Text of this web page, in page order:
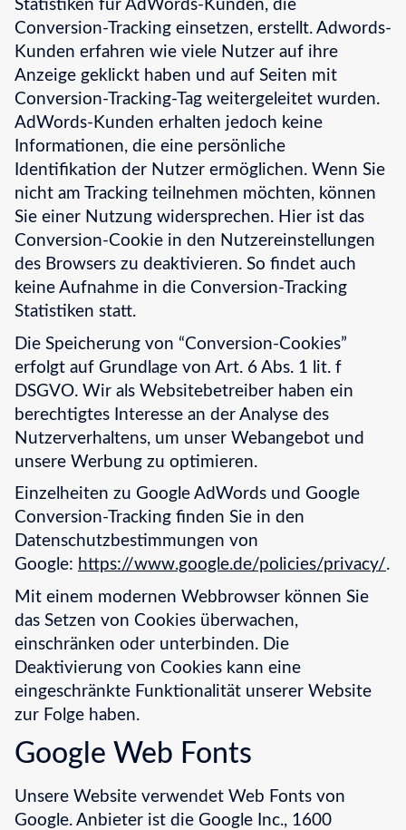
Statistiken für AdWords-Kunden, die
Conversion-Tracking einsetzen, erstellt. Adwords-
Kunden erfahren wie viele Nutzer auf ihre
Anzeige geklickt haben und auf Seiten mit
Conversion-Tracking-Tag weitergeleitet wurden.
AdWords-Kunden erhalten jedoch keine
Informationen, die eine persönliche
Identifikation der Nutzer ermöglichen. Wenn Sie
nicht am Tracking teilnehmen möchten, können
Sie einer Nutzung widersprechen. Hier ist das
Conversion-Cookie in den Nutzereinstellungen
des Browsers zu deaktivieren. So findet auch
keine Aufnahme in die Conversion-Tracking
Statistiken statt.
Die Speicherung von “Conversion-Cookies”
erfolgt auf Grundlage von Art. 6 Abs. 1 lit. f
DSGVO. Wir als Websitebetreiber haben ein
berechtigtes Interesse an der Analyse des
Nutzerverhaltens, um unser Webangebot und
unsere Werbung zu optimieren.
Einzelheiten zu Google AdWords und Google
Conversion-Tracking finden Sie in den
Datenschutzbestimmungen von
Google: https://www.google.de/policies/privacy/.
Mit einem modernen Webbrowser können Sie
das Setzen von Cookies überwachen,
einschränken oder unterbinden. Die
Deaktivierung von Cookies kann eine
eingeschränkte Funktionalität unserer Website
zur Folge haben.
Google Web Fonts
Unsere Website verwendet Web Fonts von
Google. Anbieter ist die Google Inc., 1600